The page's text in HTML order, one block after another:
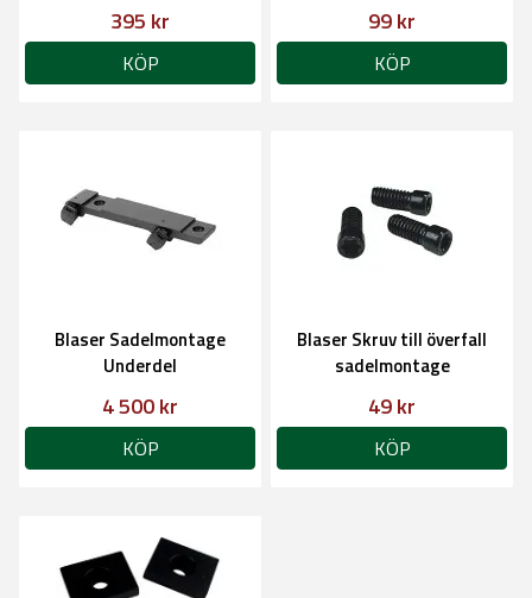
395 kr
KÖP
99 kr
KÖP
Blaser Sadelmontage
Underdel
4 500 kr
KÖP
Blaser Skruv till överfall
sadelmontage
49 kr
KÖP